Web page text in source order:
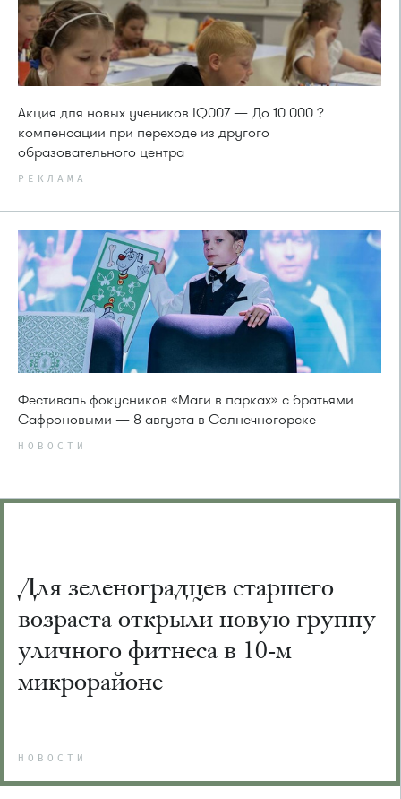
Акция для новых учеников IQ007 — До 10 000 ?
компенсации при переходе из другого
образовательного центра
РЕКЛАМА
Фестиваль фокусников «Маги в парках» с братьями
Сафроновыми — 8 августа в Солнечногорске
НОВОСТИ
Для зеленоградцев старшего
возраста открыли новую группу
уличного фитнеса в 10-м
микрорайоне
НОВОСТИ